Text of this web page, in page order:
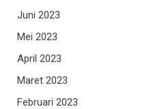
Juni 2023
Mei 2023
April 2023
Maret 2023
Februari 2023